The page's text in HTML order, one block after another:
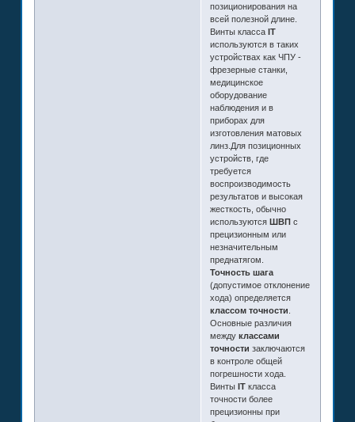
позиционирования на
всей полезной длине.
Винты классаIT
используются в таких
устройствах как ЧПУ -
фрезерные станки,
медицинское
оборудование
наблюдения и в
приборах для
изготовления матовых
линз.Для позиционных
устройств, где
требуется
воспроизводимость
результатов и высокая
жесткость, обычно
используются ШВПс
прецизионным или
незначительным
преднатягом.
Точность шага
(допустимое отклонение
хода) определяется
классом точности
Основные различия
между классами
точности заключаются
в контроле общей
погрешности хода.
Винты ITкласса
точности более
прецизионны при